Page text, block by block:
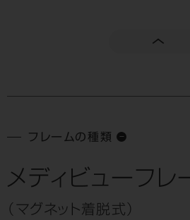
フレームの種類
メディビューフレ
（マグネット着脱式）